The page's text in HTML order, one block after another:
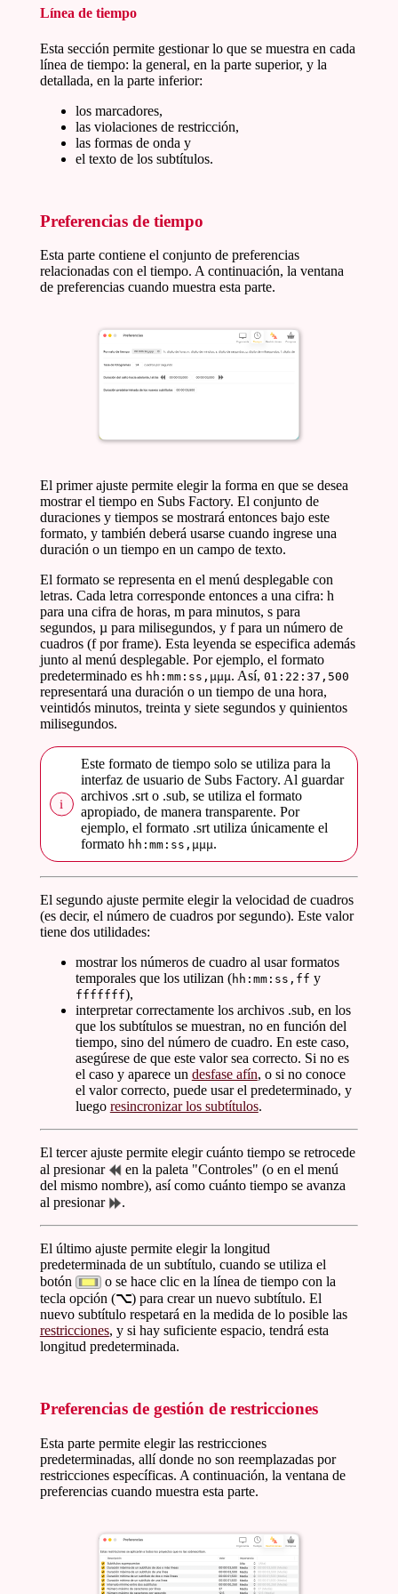
Línea de tiempo
Esta sección permite gestionar lo que se muestra en cada
línea de tiempo: la general, en la parte superior, y la
detallada, en la parte inferior:
los marcadores,
las violaciones de restricción,
las formas de onda y
el texto de los subtítulos.
Preferencias de tiempo
Esta parte contiene el conjunto de preferencias
relacionadas con el tiempo. A continuación, la ventana
de preferencias cuando muestra esta parte.
El primer ajuste permite elegir la forma en que se desea
mostrar el tiempo en Subs Factory. El conjunto de
duraciones y tiempos se mostrará entonces bajo este
formato, y también deberá usarse cuando ingrese una
duración o un tiempo en un campo de texto.
El formato se representa en el menú desplegable con
letras. Cada letra corresponde entonces a una cifra: h
para una cifra de horas, m para minutos, s para
segundos, µ para milisegundos, y f para un número de
cuadros (f por frame). Esta leyenda se especifica además
junto al menú desplegable. Por ejemplo, el formato
predeterminado es hh:mm:ss,µµµ. Así, 01:22:37,500
representará una duración o un tiempo de una hora,
veintidós minutos, treinta y siete segundos y quinientos
milisegundos.
Este formato de tiempo solo se utiliza para la
interfaz de usuario de Subs Factory. Al guardar
archivos .srt o .sub, se utiliza el formato
apropiado, de manera transparente. Por
ejemplo, el formato .srt utiliza únicamente el
formato hh:mm:ss,µµµ.
El segundo ajuste permite elegir la velocidad de cuadros
(es decir, el número de cuadros por segundo). Este valor
tiene dos utilidades:
mostrar los números de cuadro al usar formatos
temporales que los utilizan (hh:mm:ss,ff y
fffffff),
interpretar correctamente los archivos .sub, en los
que los subtítulos se muestran, no en función del
tiempo, sino del número de cuadro. En este caso,
asegúrese de que este valor sea correcto. Si no es
el caso y aparece un desfase afín, o si no conoce
el valor correcto, puede usar el predeterminado, y
luego resincronizar los subtítulos.
El tercer ajuste permite elegir cuánto tiempo se retrocede
al presionar
en la paleta "Controles" (o en el menú
del mismo nombre), así como cuánto tiempo se avanza
al presionar
.
El último ajuste permite elegir la longitud
predeterminada de un subtítulo, cuando se utiliza el
botón
o se hace clic en la línea de tiempo con la
tecla opción (⌥) para crear un nuevo subtítulo. El
nuevo subtítulo respetará en la medida de lo posible las
restricciones, y si hay suficiente espacio, tendrá esta
longitud predeterminada.
Preferencias de gestión de restricciones
Esta parte permite elegir las restricciones
predeterminadas, allí donde no son reemplazadas por
restricciones específicas. A continuación, la ventana de
preferencias cuando muestra esta parte.